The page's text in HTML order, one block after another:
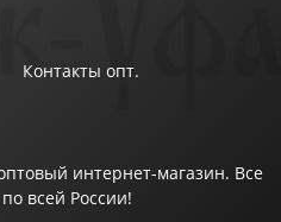
Контакты опт.
интернет-магазин. Все
всей России!